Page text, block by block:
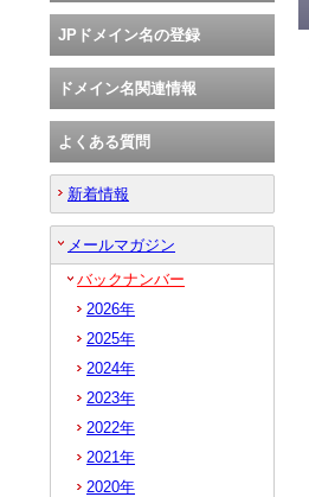
JPドメイン名の登録
ドメイン名関連情報
よくある質問
新着情報
メールマガジン
バックナンバー
2026年
2025年
2024年
2023年
2022年
2021年
2020年